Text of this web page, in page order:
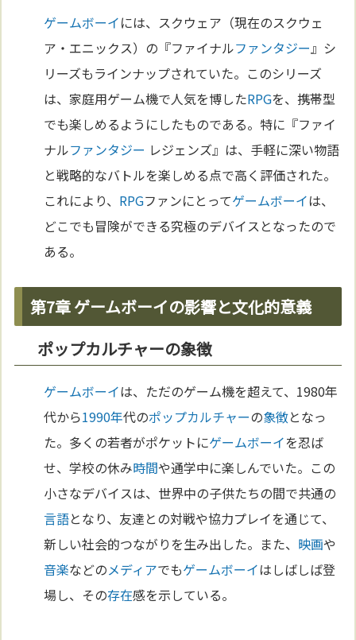
ゲームボーイには、スクウェア（現在のスクウェ
ア・エニックス）の『ファイナルファンタジー』シ
リーズもラインナップされていた。このシリーズ
は、家庭用ゲーム機で人気を博したRPGを、携帯型
でも楽しめるようにしたものである。特に『ファイ
ナルファンタジー レジェンズ』は、手軽に深い物語
と戦略的なバトルを楽しめる点で高く評価された。
これにより、 RPGファンにとってゲームボーイは、
どこでも冒険ができる究極のデバイスとなったので
ある。
第7章 ゲームボーイの影響と文化的意義
ポップカルチャーの象徴
ゲームボーイは、ただのゲーム機を超えて、1980年
代から1990年代のポップカルチャーの象徴となっ
た。多くの若者がポケットにゲームボーイを忍ば
せ、学校の休み時間や通学中に楽しんでいた。この
小さなデバイスは、世界中の子供たちの間で共通の
言語となり、友達との対戦や協力プレイを通じて、
新しい社会的つながりを生み出した。また、 映画や
音楽などのメディアでもゲームボーイはしばしば登
場し、その存在感を示している。